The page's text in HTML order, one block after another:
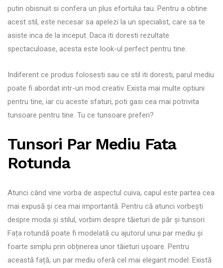
putin obisnuit si confera un plus efortului tau. Pentru a obtine
acest stil, este necesar sa apelezi la un specialist, care sa te
asiste inca de la inceput. Daca iti doresti rezultate
spectaculoase, acesta este look-ul perfect pentru tine.
Indiferent ce produs folosesti sau ce stil iti doresti, parul mediu
poate fi abordat intr-un mod creativ. Exista mai multe optiuni
pentru tine, iar cu aceste sfaturi, poti gasi cea mai potrivita
tunsoare pentru tine. Tu ce tunsoare preferi?
Tunsori Par Mediu Fata
Rotunda
Atunci când vine vorba de aspectul cuiva, capul este partea cea
mai expusă și cea mai importantă. Pentru că atunci vorbești
despre moda și stilul, vorbim despre tăieturi de păr și tunsori.
Fața rotundă poate fi modelată cu ajutorul unui par mediu și
foarte simplu prin obținerea unor tăieturi ușoare. Pentru
această față, un par mediu oferă cel mai elegant model. Există